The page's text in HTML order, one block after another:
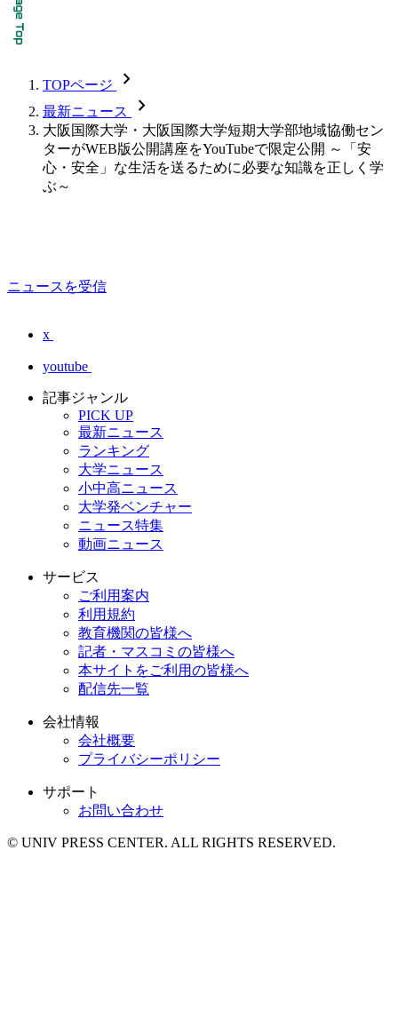
TOPページ chevron_forward
最新ニュース chevron_forward
大阪国際大学・大阪国際大学短期大学部地域協働セン
ターがWEB版公開講座をYouTubeで限定公開 ～「安
心・安全」な生活を送るために必要な知識を正しく学
ぶ～
ニュースを受信
x
youtube
記事ジャンル
PICK UP
最新ニュース
ランキング
大学ニュース
小中高ニュース
大学発ベンチャー
ニュース特集
動画ニュース
サービス
ご利用案内
利用規約
教育機関の皆様へ
記者・マスコミの皆様へ
本サイトをご利用の皆様へ
配信先一覧
会社情報
会社概要
プライバシーポリシー
サポート
お問い合わせ
© UNIV PRESS CENTER. ALL RIGHTS RESERVED.